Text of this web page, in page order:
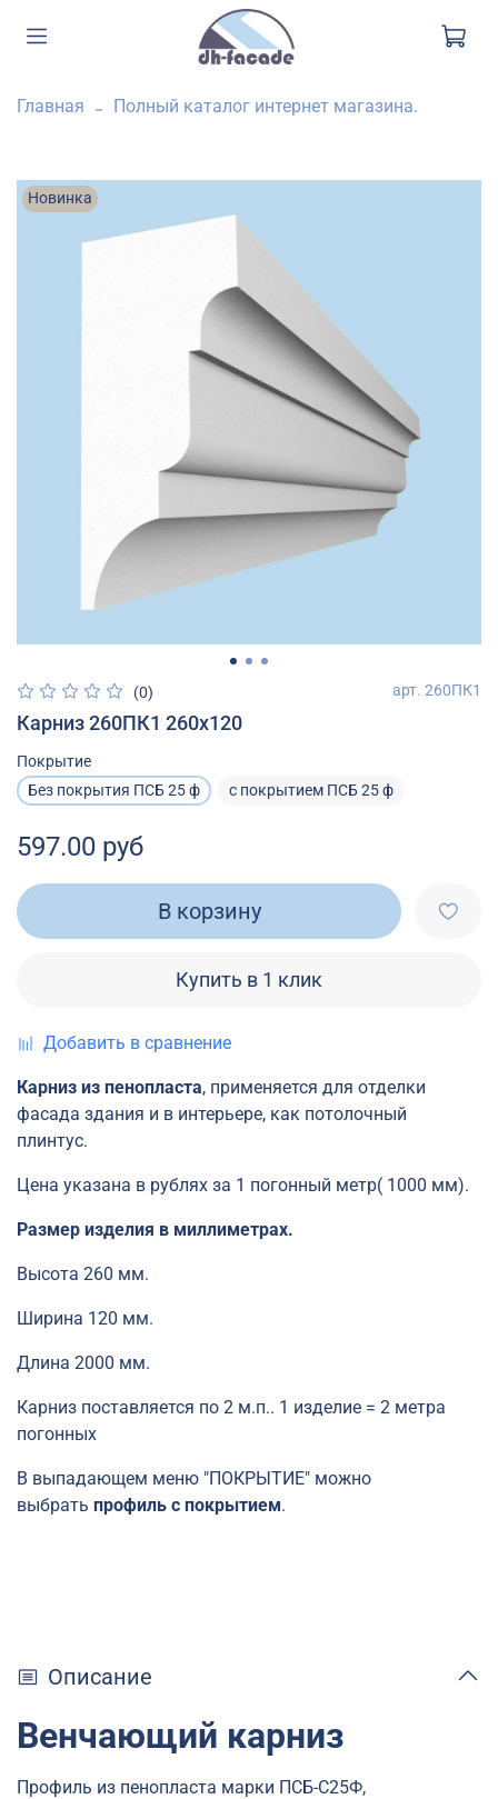
Главная Полный каталог интернет магазина.
Новинка
(0) арт. 260ПК1
Карниз 260ПК1 260х120
Покрытие
Без покрытия ПСБ 25 ф
с покрытием ПСБ 25 ф
597.00 руб
В корзину
Купить в 1 клик
Добавить в сравнение
Карниз из пенопласта, применяется для отделки
фасада здания и в интерьере, как потолочный
плинтус.
Цена указана в рублях за 1 погонный метр( 1000 мм).
Размер изделия в миллиметрах.
Высота 260 мм.
Ширина 120 мм.
Длина 2000 мм.
Карниз поставляется по 2 м.п.. 1 изделие = 2 метра
погонных
В выпадающем меню "ПОКРЫТИЕ" можно
выбрать профиль с покрытием.
Описание
Венчающий карниз
Профиль из пенопласта марки ПСБ-С25Ф,